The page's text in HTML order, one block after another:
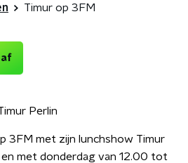
Timur op 3FM
af
Perlin
3FM met zijn lunchshow Timur
met donderdag van 12.00 tot